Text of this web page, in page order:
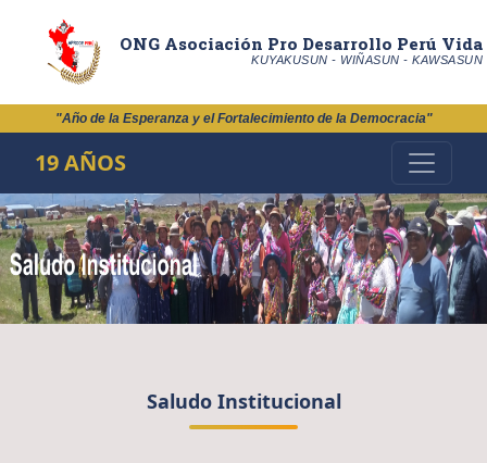
ONG Asociación Pro Desarrollo Perú Vida
KUYAKUSUN - WIÑASUN - KAWSASUN
"Año de la Esperanza y el Fortalecimiento de la Democracia"
19 AÑOS
Saludo Institucional